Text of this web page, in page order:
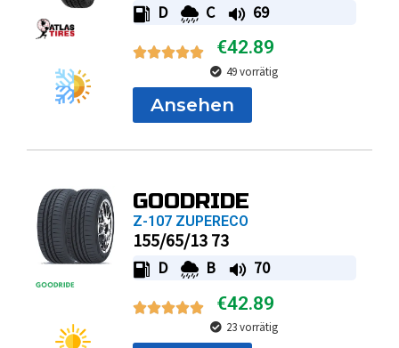
D C 69
€42.89
49 vorrätig
Ansehen
GOODRIDE
Z-107 ZUPERECO
155/65/13 73
D B 70
€42.89
23 vorrätig